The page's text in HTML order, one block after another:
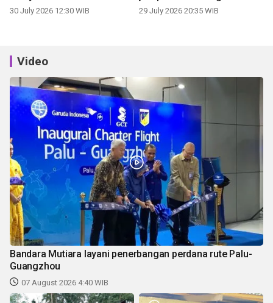
30 July 2026 12:30 WIB 29 July 2026 20:35 WIB
Video
Bandara Mutiara layani penerbangan perdana rute Palu-
Guangzhou
07 August 2026 4:40 WIB